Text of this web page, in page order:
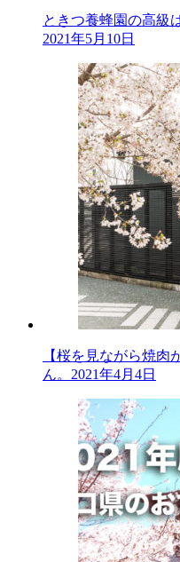
ときつ養蜂園の高級
2021年5月10日
【桜を見ながら焼肉
ん。 2021年4月4日